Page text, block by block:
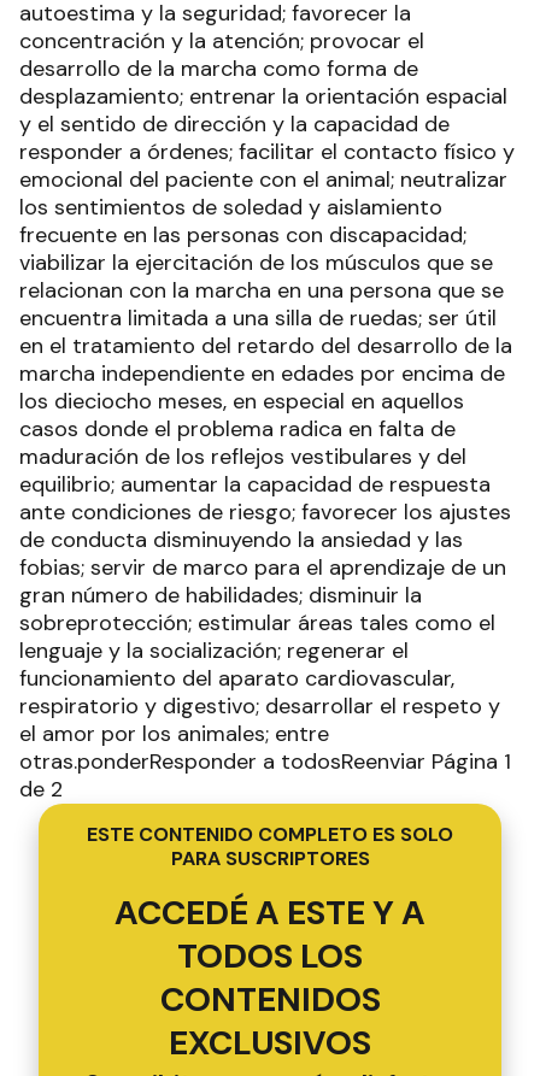
autoestima y la seguridad; favorecer la
concentración y la atención; provocar el
desarrollo de la marcha como forma de
desplazamiento; entrenar la orientación espacial
y el sentido de dirección y la capacidad de
responder a órdenes; facilitar el contacto físico y
emocional del paciente con el animal; neutralizar
los sentimientos de soledad y aislamiento
frecuente en las personas con discapacidad;
viabilizar la ejercitación de los músculos que se
relacionan con la marcha en una persona que se
encuentra limitada a una silla de ruedas; ser útil
en el tratamiento del retardo del desarrollo de la
marcha independiente en edades por encima de
los dieciocho meses, en especial en aquellos
casos donde el problema radica en falta de
maduración de los reflejos vestibulares y del
equilibrio; aumentar la capacidad de respuesta
ante condiciones de riesgo; favorecer los ajustes
de conducta disminuyendo la ansiedad y las
fobias; servir de marco para el aprendizaje de un
gran número de habilidades; disminuir la
sobreprotección; estimular áreas tales como el
lenguaje y la socialización; regenerar el
funcionamiento del aparato cardiovascular,
respiratorio y digestivo; desarrollar el respeto y
el amor por los animales; entre
otras.ponderResponder a todosReenviar Página 1
de 2
ESTE CONTENIDO COMPLETO ES SOLO
PARA SUSCRIPTORES
ACCEDÉ A ESTE Y A
TODOS LOS
CONTENIDOS
EXCLUSIVOS